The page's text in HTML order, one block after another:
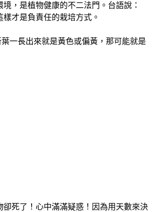
，是植物健康的不二法門。台語說：
才是負責任的栽培方式。
一長出來就是黃色或偏黃，那可能就是
死了！心中滿滿疑惑！因為用天數來決